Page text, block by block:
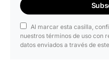
Al marcar esta casilla,
nuestros términos de uso con
datos enviados a través de